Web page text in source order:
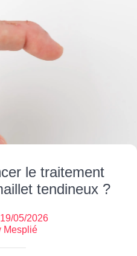
le traitement
tendineux ?
05/2026
Mesplié